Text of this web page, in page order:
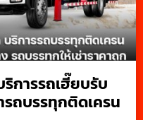
การรถเฮี๊ยบรับ
รถบรรทุกติดเครน